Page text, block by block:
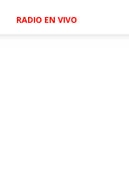
RADIO EN VIVO